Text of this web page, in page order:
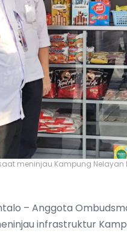
meninjau Kampung Nelayan
– Anggota
infrastruktur